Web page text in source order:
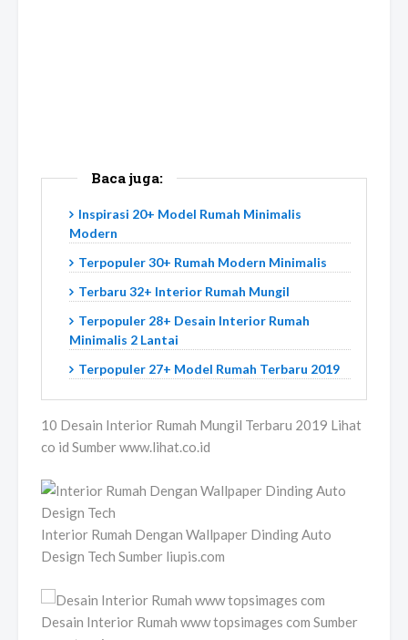
Baca juga:
Inspirasi 20+ Model Rumah Minimalis
Modern
Terpopuler 30+ Rumah Modern Minimalis
Terbaru 32+ Interior Rumah Mungil
Terpopuler 28+ Desain Interior Rumah
Minimalis 2 Lantai
Terpopuler 27+ Model Rumah Terbaru 2019
10 Desain Interior Rumah Mungil Terbaru 2019 Lihat
co id Sumber www.lihat.co.id
Interior Rumah Dengan Wallpaper Dinding Auto
Design Tech Sumber liupis.com
Desain Interior Rumah www topsimages com Sumber